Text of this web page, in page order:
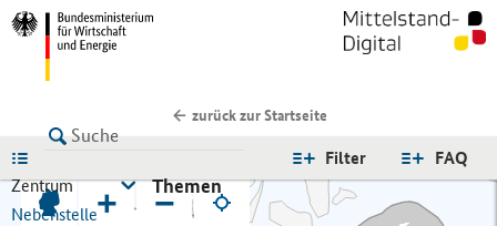
zurück zur Startseite
FAQ
Filter
Zentrum
Nebenstelle
Themen
+ −